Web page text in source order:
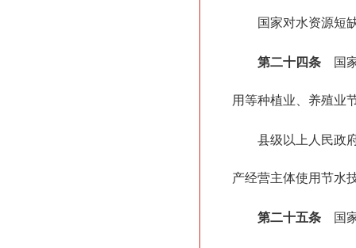
国家对水资源短
第二十四条 国
用等种植业、养殖业
县级以上人民政
产经营主体使用节水
第二十五条 国